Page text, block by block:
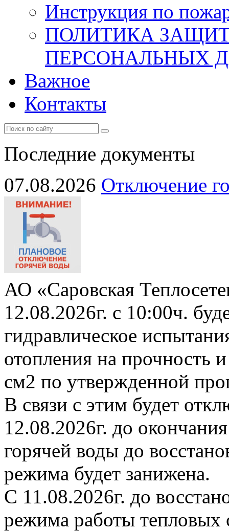
Инструкция по
ПОЛИТИКА
ПЕРСОНАЛЬНЫХ
Важное
Контакты
Последние документы
07.08.2026 Отключение
АО «Саровская
12.08.2026г. с 10:00ч.
гидравлическое
отопления на прочность
см2 по утвержденной
В связи с этим будет
12.08.2026г. до
горячей воды до
режима будет занижена.
С 11.08.2026г. до
режима работы тепловых